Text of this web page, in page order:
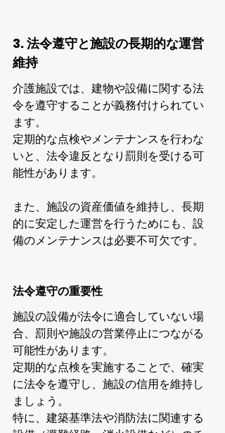
3. 法令遵守と施設の長期的な運営
維持
介護施設では、建物や設備に関する法
令を遵守することが義務付けられてい
ます。
定期的な点検やメンテナンスを行わな
いと、法令違反となり罰則を受ける可
能性があります。
また、施設の資産価値を維持し、長期
的に安定した運営を行うためにも、設
備のメンテナンスは必要不可欠です。
法令遵守の重要性
施設の設備が法令に適合していない場
合、罰則や施設の営業停止につながる
可能性があります。
定期的な点検を実施することで、確実
に法令を遵守し、施設の信用を維持し
ましょう。
特に、建築基準法や消防法に関連する